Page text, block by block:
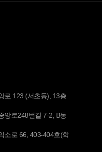
로 123 (서초동), 13층
앙로248번길 7-2, B동
소로 66, 403-404호(학